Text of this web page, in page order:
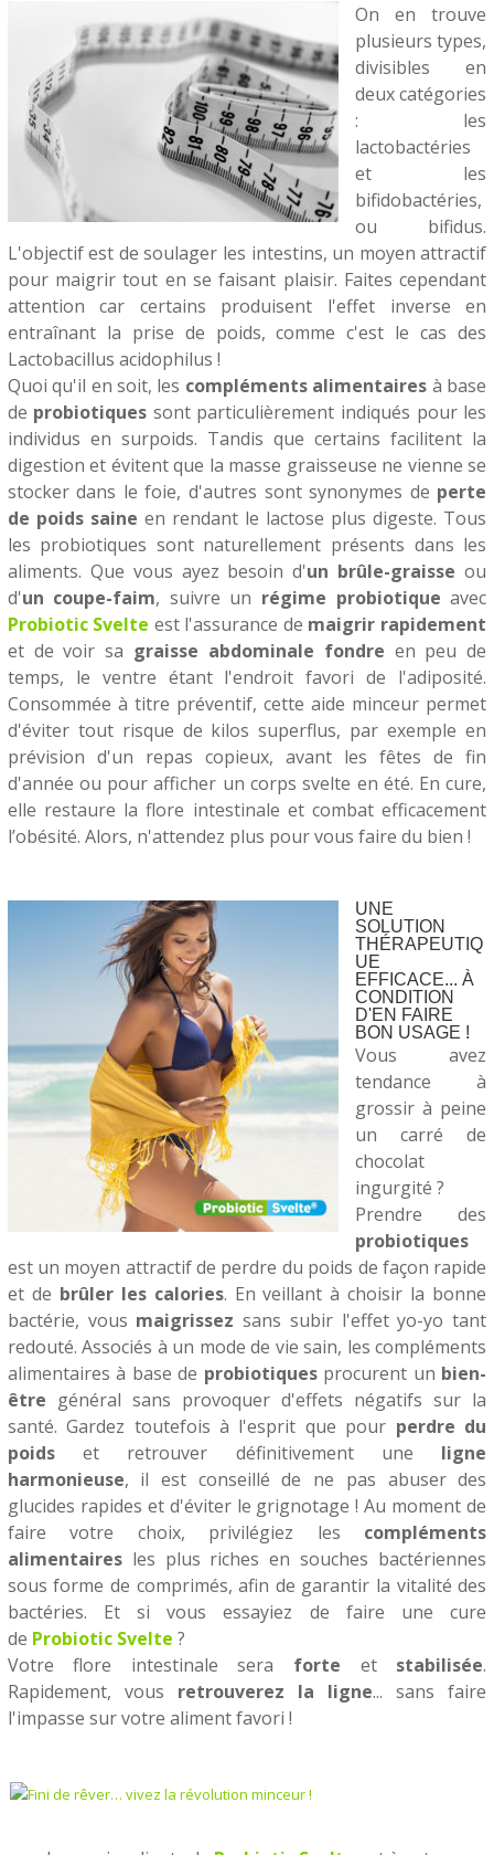
On en trouve
plusieurs types,
divisibles en
deux catégories
: les
lactobactéries
et les
bifidobactéries,
ou bifidus.
L'objectif est de soulager les intestins, un moyen attractif
pour maigrir tout en se faisant plaisir. Faites cependant
attention car certains produisent l'effet inverse en
entraînant la prise de poids, comme c'est le cas des
Lactobacillus acidophilus !
Quoi qu'il en soit, les compléments alimentaires à base
de probiotiques sont particulièrement indiqués pour les
individus en surpoids. Tandis que certains facilitent la
digestion et évitent que la masse graisseuse ne vienne se
stocker dans le foie, d'autres sont synonymes de perte
de poids saine en rendant le lactose plus digeste. Tous
les probiotiques sont naturellement présents dans les
aliments. Que vous ayez besoin d'un brûle-graisse ou
d'un coupe-faim, suivre un régime probiotique avec
Probiotic Svelte est l'assurance de maigrir rapidement
et de voir sa graisse abdominale fondre en peu de
temps, le ventre étant l'endroit favori de l'adiposité.
Consommée à titre préventif, cette aide minceur permet
d'éviter tout risque de kilos superflus, par exemple en
prévision d'un repas copieux, avant les fêtes de fin
d'année ou pour afficher un corps svelte en été. En cure,
elle restaure la flore intestinale et combat efficacement
l’obésité. Alors, n'attendez plus pour vous faire du bien !
UNE
SOLUTION
THÉRAPEUTIQ
UE
EFFICACE... À
CONDITION
D'EN FAIRE
BON USAGE !
Vous avez
tendance à
grossir à peine
un carré de
chocolat
ingurgité ?
Prendre des
probiotiques
est un moyen attractif de perdre du poids de façon rapide
et de brûler les calories. En veillant à choisir la bonne
bactérie, vous maigrissez sans subir l'effet yo-yo tant
redouté. Associés à un mode de vie sain, les compléments
alimentaires à base de probiotiquesprocurent un bien-
être général sans provoquer d'effets négatifs sur la
santé. Gardez toutefois à l'esprit que pour perdre du
poidset retrouver définitivement une ligne
harmonieuse, il est conseillé de ne pas abuser des
glucides rapides et d'éviter le grignotage ! Au moment de
faire votre choix, privilégiez les compléments
alimentairesles plus riches en souches bactériennes
sous forme de comprimés, afin de garantir la vitalité des
bactéries. Et si vous essayiez de faire une cure
de Probiotic Svelte ?
Votre flore intestinale sera forte et stabilisée.
Rapidement, vous retrouverez la ligne... sans faire
l'impasse sur votre aliment favori !